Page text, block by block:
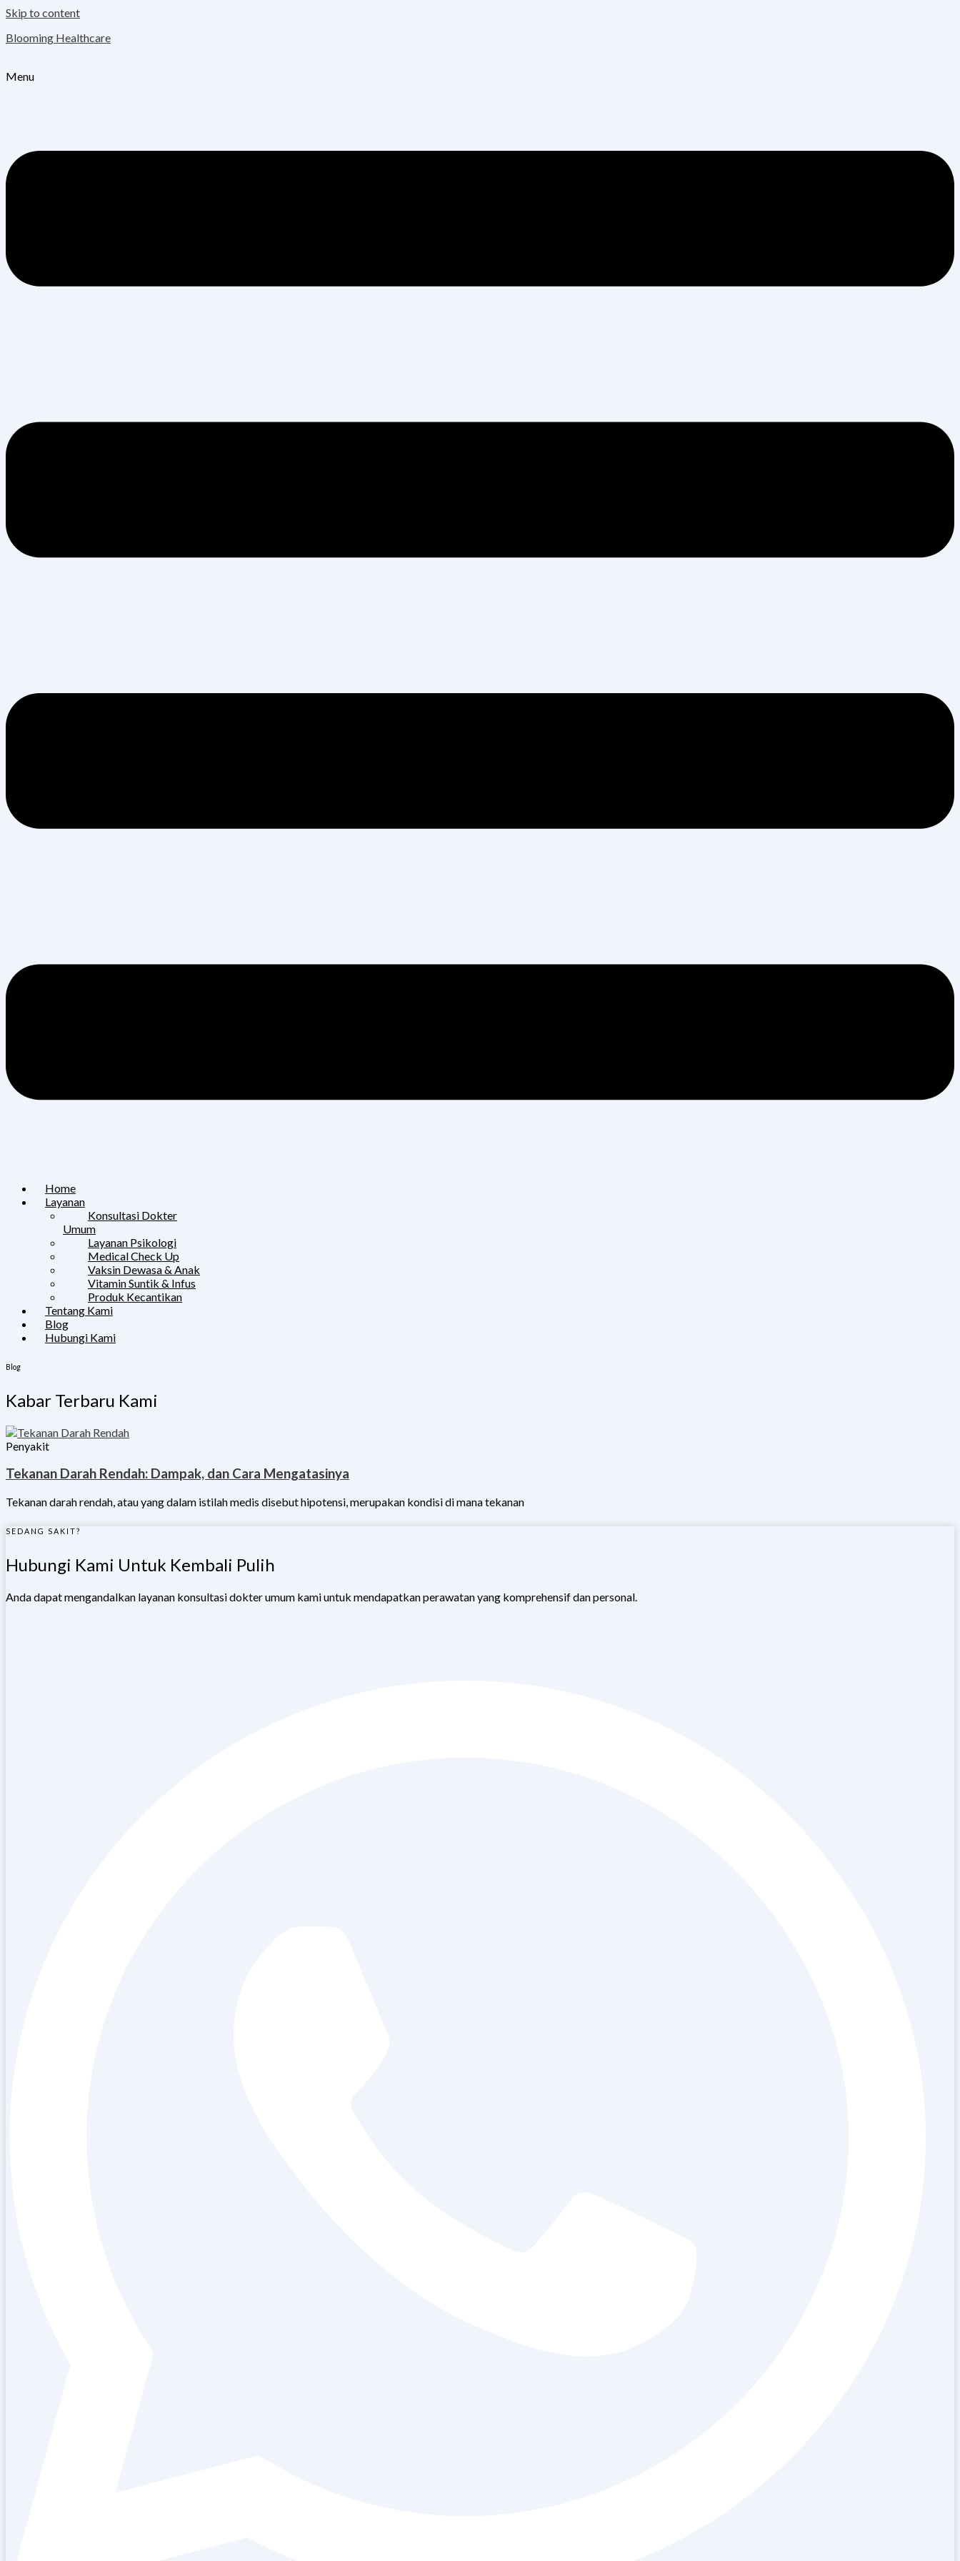
Skip to content
Blooming Healthcare
Menu
Home
Layanan
Konsultasi Dokter
Umum
Layanan Psikologi
Medical Check Up
Vaksin Dewasa & Anak
Vitamin Suntik & Infus
Produk Kecantikan
Tentang Kami
Blog
Hubungi Kami
Blog
Kabar Terbaru Kami
Penyakit
Tekanan Darah Rendah: Dampak, dan Cara Mengatasinya
Tekanan darah rendah, atau yang dalam istilah medis disebut hipotensi, merupakan kondisi di mana tekanan
SEDANG SAKIT?
Hubungi Kami Untuk Kembali Pulih
Anda dapat mengandalkan layanan konsultasi dokter umum kami untuk mendapatkan perawatan yang komprehensif dan personal.